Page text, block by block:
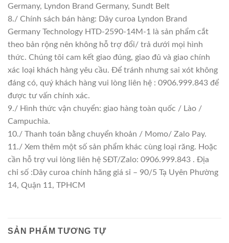
Germany, Lyndon Brand Germany, Sundt Belt
8./ Chính sách bán hàng: Dây curoa Lyndon Brand
Germany Technology HTD-2590-14M-1 là sản phẩm cắt
theo bản rộng nên không hỗ trợ đổi/ trả dưới mọi hình
thức. Chúng tôi cam kết giao đúng, giao đủ và giao chính
xác loại khách hàng yêu cầu. Để tránh nhưng sai xót không
đáng có, quý khách hàng vui lòng liên hệ : 0906.999.843 để
được tư vấn chính xác.
9./ Hình thức vận chuyển: giao hàng toàn quốc / Lào /
Campuchia.
10./ Thanh toán bằng chuyển khoản / Momo/ Zalo Pay.
11./ Xem thêm một số sản phẩm khác cùng loại răng. Hoặc
cần hỗ trợ vui lòng liên hệ SĐT/Zalo: 0906.999.843 . Địa
chỉ số :Dây curoa chính hãng giá sỉ – 90/5 Tạ Uyên Phường
14, Quận 11, TPHCM
SẢN PHẨM TƯƠNG TỰ